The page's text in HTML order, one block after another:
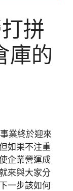
拼
庫的
業終於迎來
如果不注重
企業營運成
來與大家分
一步該如何